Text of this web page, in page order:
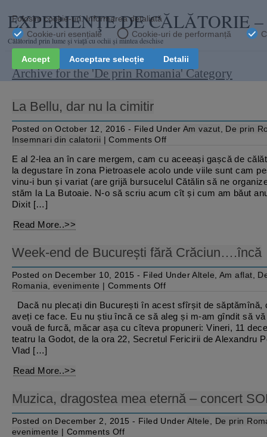
EXPERIENŢE DE CĂLĂTORIE
Călătorind prin lume şi viaţă cu ochii și mintea deschise
Archive for the 'De prin Romania' Category
La Bellu, dar nu la cimitir
Posted on October 12, 2016 - Filed UnderAm vazut
De prin
Insemnari din calatorii |Comments Offon
dar
nu
la
E al 2-lea an în care mergem, cam cu aceeași gașcă de
la degustare în zona Pietroasele acolo unde viile sunt cam
vinu-i bun și variat (are grijă bursucelul Cătălin să ne
stăm la La Butoaie. N-o să scriu acum cît și cum am băut
Dixit […]
Read More..>>
Week-end de București fără Crăciun….încă
Posted on December 10, 2015 - Filed UnderAltele ,Am aflat
Romania
evenimente | Comments Offon
de
București
fără
Crăciun….încă
Dacă nu plecați din București în acest sfîrșit de săptămînă,
aveți ce face. Eu nu știu încă ce să aleg și m-am gîndit să
vouă de furcă, măcar așa cu cîteva propuneri: Vineri, 11
teatru la Godot, de la ora 22, Secretul Fericirii de Alexandru
Vlad […]
Read More..>>
Muzica, dragostea mea eternă – concert
Posted on December 2, 2015 - Filed UnderAltele
De prin
evenimente | Comments Offon